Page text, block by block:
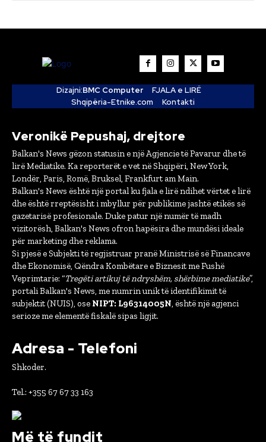
Dizajni:BMC Computer
FJALA e LIRË
Shqipëria-Etnike.com
Kontakti
Veronikë Pepushaj, drejtore
Balkan's News gëzon statusin e një Agjencie të Pavarur dhe të
lirë Mediatike. Ka reporterët e vet në Shqipëri, New York,
Londër, Paris, Romë, Bruksel, Frankfurt am Main.
Balkan's News është një portal ku fjala e lirë ndihet vërtet e lirë
dhe është rreptësisht i mbyllur për publikime jashtë etikës së
gazetarisë profesionale. Duke patur një numër të madh
vizitorësh, Balkan's News ofron hapësira dhe mundësi ideale
për marketing dhe reklama.
Si pjesë e Subjekti të regjistruar pranë Ministrisë së Financave
dhe Ekonomisë, Qëndra Kombëtare e Biznesit me Fushë
Veprimtarie: “Tregëti artikuj të ndryshëm, shërbime mediatike”,
portali Balkan's News, me numrin unik të identifikimit të
subjektit (NUIS), ose NIPT: L96314005N, është një agjenci
serioze me elementë fiskalë sipas ligjit.
Adresa - Telefoni
Shkoder.
Tel.: +355 67 67 33 163
Më të fundit